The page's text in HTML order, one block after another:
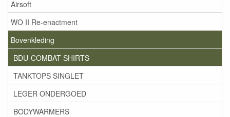
Airsoft
WO II Re-enactment
Bovenkleding
BDU-COMBAT SHIRTS
TANKTOPS SINGLET
LEGER ONDERGOED
BODYWARMERS